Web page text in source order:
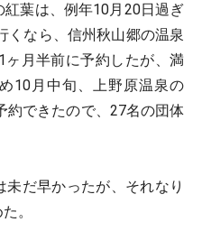
葉は、例年10月20日過ぎ
くなら、信州秋山郷の温泉
月半前に予約したが、満
10月中旬、上野原温泉の
約できたので、27名の団体
だ早かったが、それなり
。